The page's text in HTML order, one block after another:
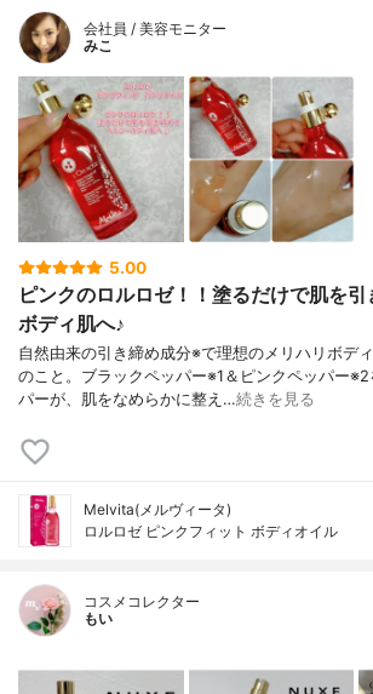
会社員 / 美容モニター
みこ
5.00
ピンクのロルロゼ！！塗るだけで肌を
ボディ肌へ♪
自然由来の引き締め成分※で理想のメリハリボデ
のこと。ブラックペッパー※1＆ピンクペッパー
パーが、肌をなめらかに整え…続きを見る
Melvita(メルヴィータ)
ロルロゼ ピンクフィット ボディオイル
コスメコレクター
もい